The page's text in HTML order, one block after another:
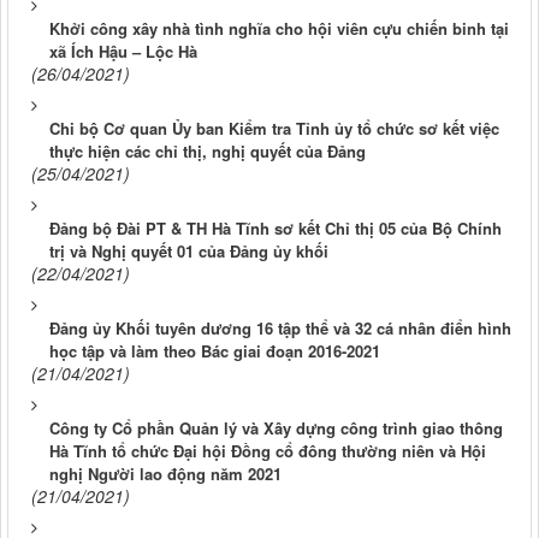
Khởi công xây nhà tình nghĩa cho hội viên cựu chiến binh tại
xã Ích Hậu – Lộc Hà
(26/04/2021)
Chi bộ Cơ quan Ủy ban Kiểm tra Tỉnh ủy tổ chức sơ kết việc
thực hiện các chỉ thị, nghị quyết của Đảng
(25/04/2021)
Đảng bộ Đài PT & TH Hà Tĩnh sơ kết Chỉ thị 05 của Bộ Chính
trị và Nghị quyết 01 của Đảng ủy khối
(22/04/2021)
Đảng ủy Khối tuyên dương 16 tập thể và 32 cá nhân điển hình
học tập và làm theo Bác giai đoạn 2016-2021
(21/04/2021)
Công ty Cổ phần Quản lý và Xây dựng công trình giao thông
Hà Tĩnh tổ chức Đại hội Đồng cổ đông thường niên và Hội
nghị Người lao động năm 2021
(21/04/2021)